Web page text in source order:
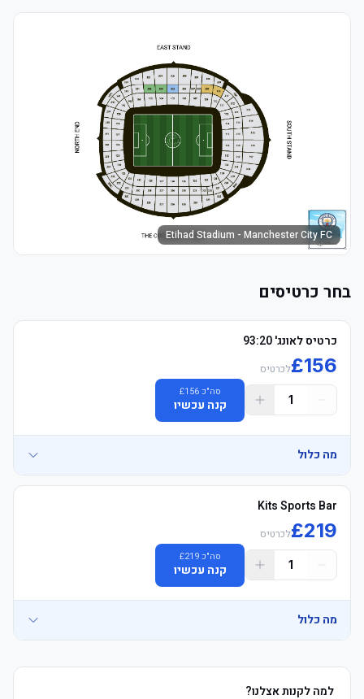
Etihad Stadium - Manchester City FC
בחר כרטיסים
כרטיס לאונג' 93:20
£156 לכרטיס
1
סה"כ £156
קנה עכשיו
מה כלול
שאינם ימי משחק, מוזיאון הכדורגל הלאומי, נסיעות באפליקציית אובר
Kits Sports Bar
£219 לכרטיס
1
סה"כ £219
קנה עכשיו
מה כלול
למה לקנות אצלנו?